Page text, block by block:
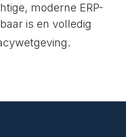
moderne ERP-
is en volledig